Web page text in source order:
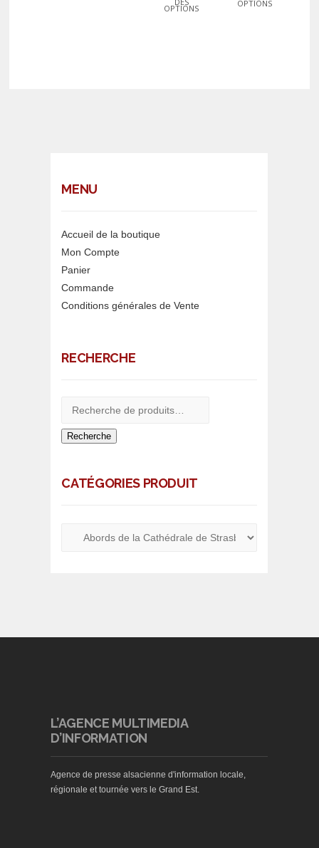
OPTIONS OPTIONS
MENU
Accueil de la boutique
Mon Compte
Panier
Commande
Conditions générales de Vente
RECHERCHE
Recherche
CATÉGORIES PRODUIT
L’AGENCE MULTIMEDIA
D’INFORMATION
Agence de presse alsacienne d'information locale,
régionale et tournée vers le Grand Est.